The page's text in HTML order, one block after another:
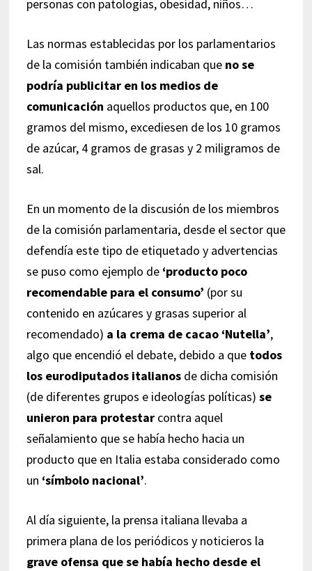
personas con patologías, obesidad, niños…
Las normas establecidas por los parlamentarios
de la comisión también indicaban que no se
podría publicitar en los medios de
comunicación aquellos productos que, en 100
gramos del mismo, excediesen de los 10 gramos
de azúcar, 4 gramos de grasas y 2 miligramos de
sal.
En un momento de la discusión de los miembros
de la comisión parlamentaria, desde el sector que
defendía este tipo de etiquetado y advertencias
se puso como ejemplo de ‘producto poco
recomendable para el consumo’ (por su
contenido en azúcares y grasas superior al
recomendado) a la crema de cacao ‘Nutella’,
algo que encendió el debate, debido a que todos
los eurodiputados italianosde dicha comisión
(de diferentes grupos e ideologías políticas) se
unieron para protestarcontra aquel
señalamiento que se había hecho hacia un
producto que en Italia estaba considerado como
un ‘símbolo nacional’.
Al día siguiente, la prensa italiana llevaba a
primera plana de los periódicos y noticieros la
grave ofensa que se había hecho desde el